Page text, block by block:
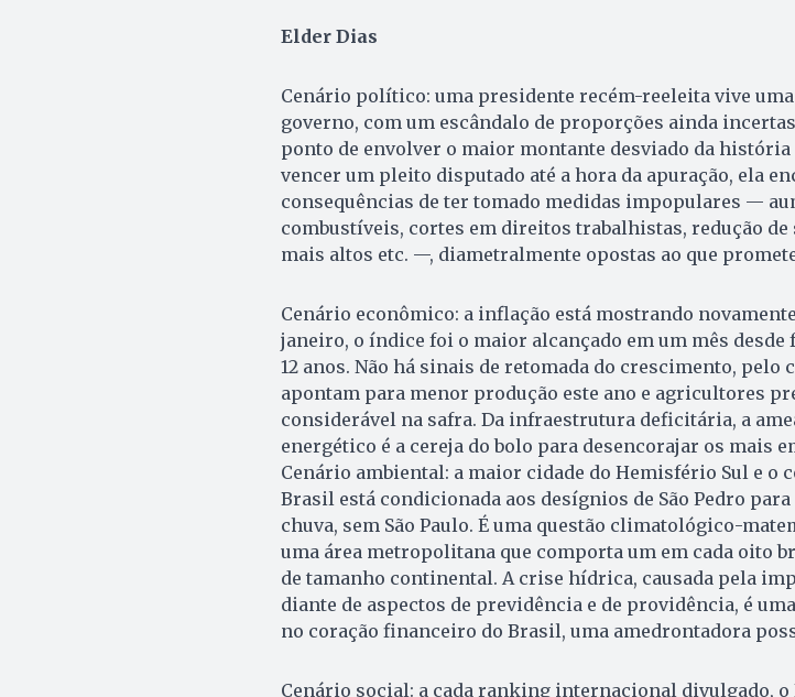
Elder Dias
Cenário político: uma presidente recém-reeleita vive
governo, com um escândalo de proporções ainda
ponto de envolver o maior montante desviado da história
vencer um pleito disputado até a hora da apuração, ela
consequências de ter tomado medidas impopulares —
combustíveis, cortes em direitos trabalhistas, redução
mais altos etc. —, diametralmente opostas ao que
Cenário econômico: a inflação está mostrando
janeiro, o índice foi o maior alcançado em um mês desde
12 anos. Não há sinais de retomada do crescimento,
apontam para menor produção este ano e agricultores
considerável na safra. Da infraestrutura deficitária, a
energético é a cereja do bolo para desencorajar os mais
Cenário ambiental: a maior cidade do Hemisfério Sul e o
Brasil está condicionada aos desígnios de São Pedro para
chuva, sem São Paulo. É uma questão climatológico-
uma área metropolitana que comporta um em cada oito
de tamanho continental. A crise hídrica, causada pela
diante de aspectos de previdência e de providência, é
no coração financeiro do Brasil, uma amedrontadora
Cenário social: a cada ranking internacional divulgado,